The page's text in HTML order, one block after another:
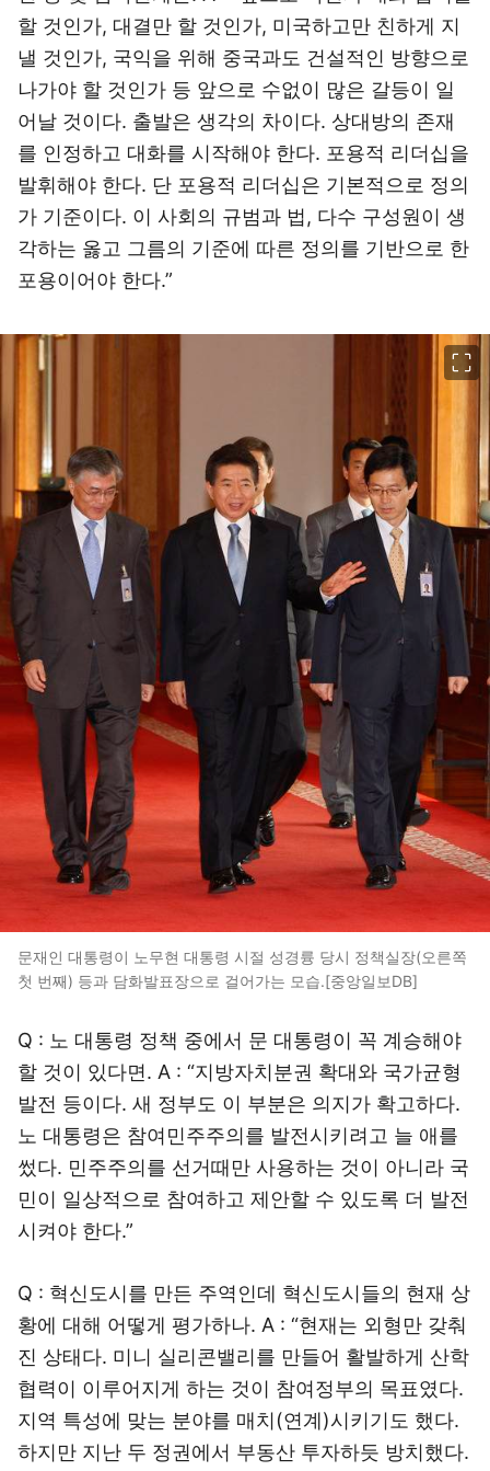
할 것인가, 대결만 할 것인가, 미국하고만 친하게 지
낼 것인가, 국익을 위해 중국과도 건설적인 방향으로
나가야 할 것인가 등 앞으로 수없이 많은 갈등이 일
어날 것이다. 출발은 생각의 차이다. 상대방의 존재
를 인정하고 대화를 시작해야 한다. 포용적 리더십을
발휘해야 한다. 단 포용적 리더십은 기본적으로 정의
가 기준이다. 이 사회의 규범과 법, 다수 구성원이 생
각하는 옳고 그름의 기준에 따른 정의를 기반으로 한
포용이어야 한다.”
문재인 대통령이 노무현 대통령 시절 성경륭 당시 정책실장(오른쪽
첫 번째) 등과 담화발표장으로 걸어가는 모습.[중앙일보DB]
Q : 노 대통령 정책 중에서 문 대통령이 꼭 계승해야
할 것이 있다면. A : “지방자치분권 확대와 국가균형
발전 등이다. 새 정부도 이 부분은 의지가 확고하다.
노 대통령은 참여민주주의를 발전시키려고 늘 애를
썼다. 민주주의를 선거때만 사용하는 것이 아니라 국
민이 일상적으로 참여하고 제안할 수 있도록 더 발전
시켜야 한다.”
Q : 혁신도시를 만든 주역인데 혁신도시들의 현재 상
황에 대해 어떻게 평가하나. A : “현재는 외형만 갖춰
진 상태다. 미니 실리콘밸리를 만들어 활발하게 산학
협력이 이루어지게 하는 것이 참여정부의 목표였다.
지역 특성에 맞는 분야를 매치(연계)시키기도 했다.
하지만 지난 두 정권에서 부동산 투자하듯 방치했다.